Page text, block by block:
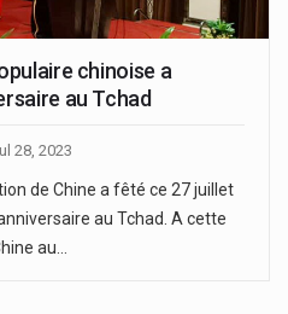
chinoise a
au Tchad
28, 2023
de Chine a fêté ce 27 juillet
au Tchad. A cette
au…